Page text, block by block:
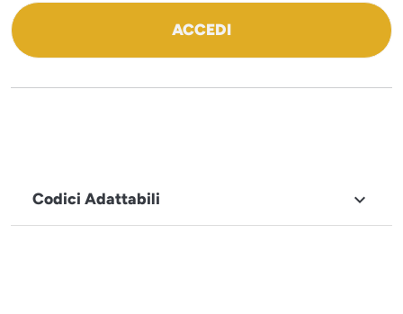
ACCEDI
Codici Adattabili 